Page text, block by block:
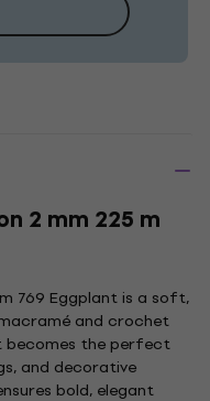
2 mm 225 m
769 Eggplant is a soft,
and crochet
becomes the perfect
and decorative
bold, elegant